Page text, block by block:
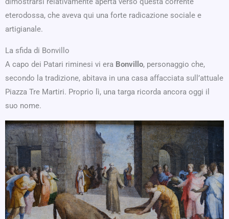
eterodossa, che aveva qui una forte radicazione sociale e
artigianale.
La sfida di Bonvillo
A capo dei Patari riminesi vi era Bonvillo, personaggio che,
secondo la tradizione, abitava in una casa affacciata sull’attuale
Piazza Tre Martiri. Proprio lì, una targa ricorda ancora oggi il
suo nome.